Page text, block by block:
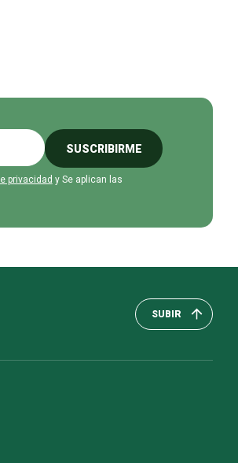
SUSCRIBIRME
privacidad y Se aplican las
SUBIR